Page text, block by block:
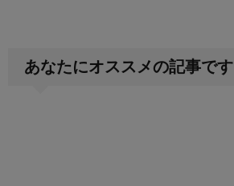
あなたにオススメの記事です